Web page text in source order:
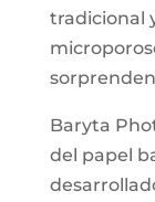
tradicional
Baryta
del papel